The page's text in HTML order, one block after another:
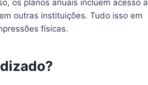
os planos anuais incluem acesso a
outras instituições. Tudo isso em
físicas.